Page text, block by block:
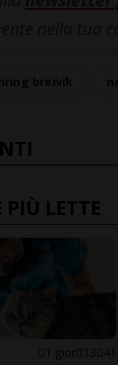
LETTE
1 gior 13 41